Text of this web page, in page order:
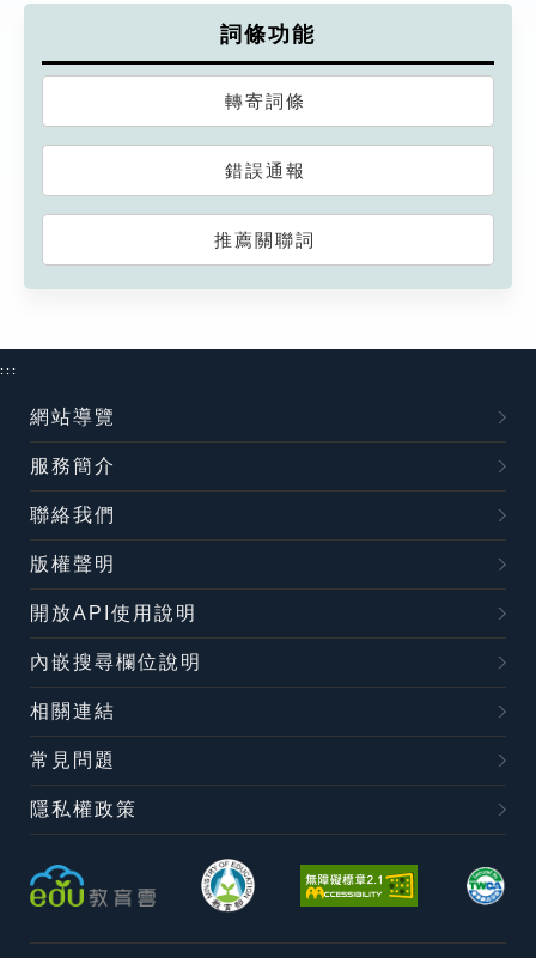
詞條功能
轉寄詞條
錯誤通報
推薦關聯詞
:::
網站導覽
服務簡介
聯絡我們
版權聲明
開放API使用說明
內嵌搜尋欄位說明
相關連結
常見問題
隱私權政策